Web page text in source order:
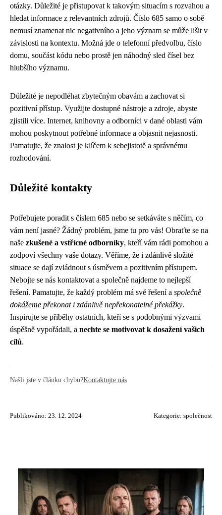
otázky. Důležité je přistupovat k takovým situacím s rozvahou a
hledat informace z relevantních zdrojů. Číslo 685 samo o sobě
nemusí znamenat nic negativního a jeho význam se může lišit v
závislosti na kontextu. Možná jde o telefonní předvolbu, číslo
domu, součást kódu nebo prostě jen náhodný sled čísel bez
hlubšího významu.
Důležité je nepodléhat zbytečným obavám a zachovat si
pozitivní přístup. Využijte dostupné nástroje a zdroje, abyste
zjistili více. Internet, knihovny a odborníci v dané oblasti vám
mohou poskytnout potřebné informace a objasnit nejasnosti.
Pamatujte, že znalost je klíčem k sebejistotě a správnému
rozhodování.
Důležité kontakty
Potřebujete poradit s číslem 685 nebo se setkáváte s něčím, co
vám není jasné? Žádný problém, jsme tu pro vás! Obraťte se na
naše zkušené a vstřícné odborníky, kteří vám rádi pomohou a
zodpoví všechny vaše dotazy. Věříme, že i zdánlivě složité
situace se dají zvládnout s úsměvem a pozitivním přístupem.
Nebojte se nás kontaktovat a společně najdeme to nejlepší
řešení. Pamatujte, že každý problém má své řešení a společně
dokážeme překonat i zdánlivě nepřekonatelné překážky.
Inspirujte se příběhy ostatních, kteří se s podobnými výzvami
úspěšně vypořádali, a nechte se motivovat k dosažení vašich
cílů.
Našli jste v článku chybu?Kontaktujte nás
Publikováno: 23. 12. 2024 Kategorie: společnost